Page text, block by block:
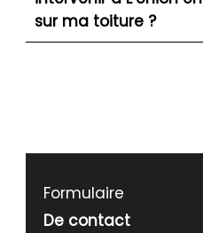
sur ma toiture ?
Formulaire
De contact